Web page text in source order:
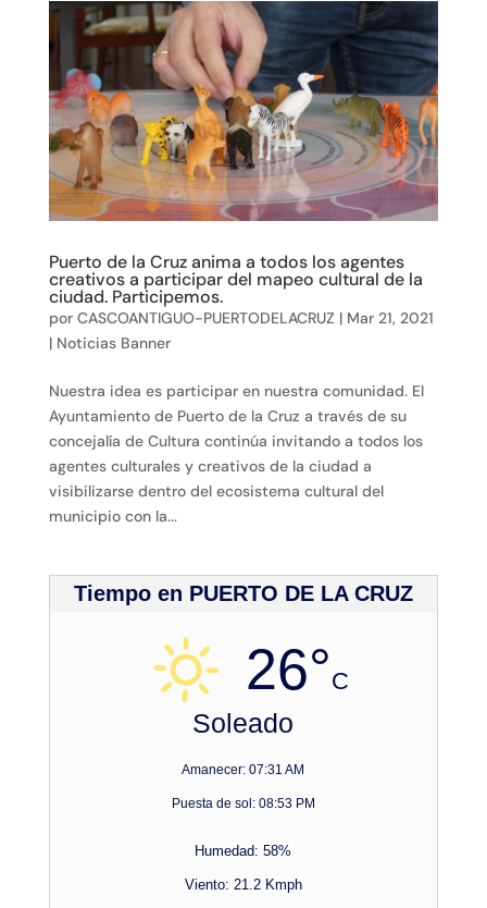
Puerto de la Cruz anima a todos los agentes
creativos a participar del mapeo cultural de la
ciudad. Participemos.
por CASCOANTIGUO-PUERTODELACRUZ | Mar 21, 2021
| Noticias Banner
Nuestra idea es participar en nuestra comunidad. El
Ayuntamiento de Puerto de la Cruz a través de su
concejalía de Cultura continúa invitando a todos los
agentes culturales y creativos de la ciudad a
visibilizarse dentro del ecosistema cultural del
municipio con la...
Tiempo en PUERTO DE LA CRUZ
26°C
Soleado
Amanecer: 07:31 AM
Puesta de sol: 08:53 PM
Humedad: 58%
Viento: 21.2 Kmph